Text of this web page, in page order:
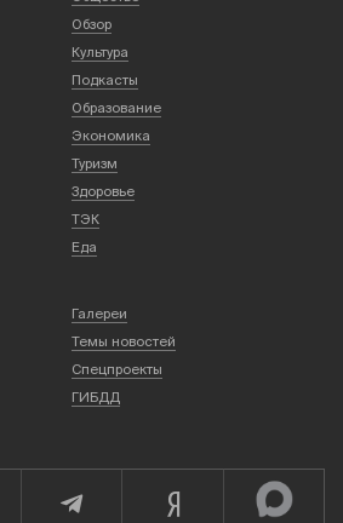
Обзор
Культура
Подкасты
Образование
Экономика
Туризм
Здоровье
ТЭК
Еда
Галереи
Темы новостей
Спецпроекты
ГИБДД